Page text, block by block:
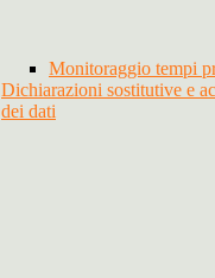
Monitoraggio tempi
Dichiarazioni sostitutive e
dei dati